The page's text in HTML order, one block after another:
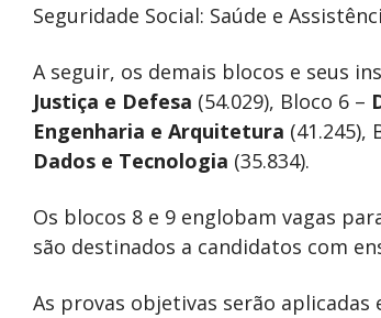
Seguridade Social: Saúde e
A seguir, os demais blocos e seus
Justiça e Defesa (54.029), Bloco 6 –
Engenharia e Arquitetura (41.245),
Dados e Tecnologia (35.834).
Os blocos 8 e 9 englobam vagas
são destinados a candidatos com
As provas objetivas serão